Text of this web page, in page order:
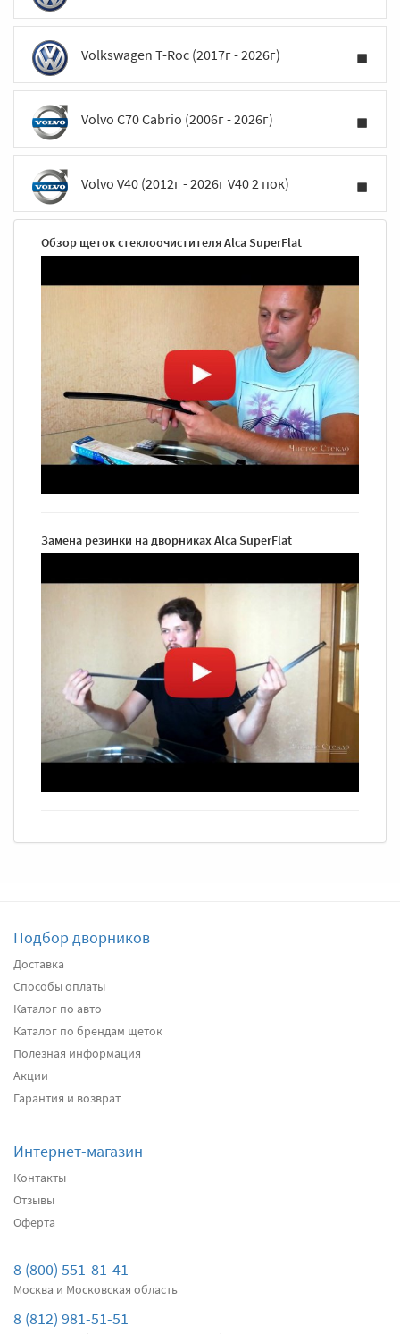
Volkswagen T-Roc (2017г - 2026г)
Volvo C70 Cabrio (2006г - 2026г)
Volvo V40 (2012г - 2026г V40 2 пок)
Обзор щеток стеклоочистителя Alca SuperFlat
Замена резинки на дворниках Alca SuperFlat
Подбор дворников
Доставка
Способы оплаты
Каталог по авто
Каталог по брендам щеток
Полезная информация
Акции
Гарантия и возврат
Интернет-магазин
Контакты
Отзывы
Оферта
8 (800) 551-81-41
Москва и Московская область
8 (812) 981-51-51